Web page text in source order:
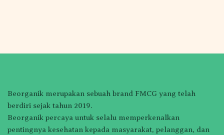
Beorganik merupakan sebuah brand FMCG yang telah
berdiri sejak tahun 2019.
Beorganik percaya untuk selalu memperkenalkan
pentingnya kesehatan kepada masyarakat, pelanggan, dan